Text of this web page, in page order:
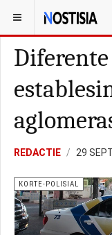
YOU ARE HERE:
REDACTIE 29
KORTE-POLISIAL